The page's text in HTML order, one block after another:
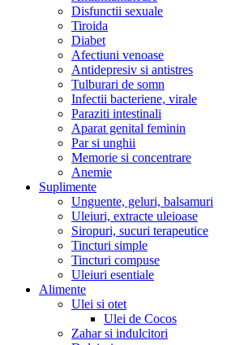
Disfunctii sexuale
Tiroida
Diabet
Afectiuni venoase
Antidepresiv si antistres
Tulburari de somn
Infectii bacteriene, virale
Paraziti intestinali
Aparat genital feminin
Par si unghii
Memorie si concentrare
Anemie
Suplimente
Unguente, geluri, balsamuri
Uleiuri, extracte uleioase
Siropuri, sucuri terapeutice
Tincturi simple
Tincturi compuse
Uleiuri esentiale
Alimente
Ulei si otet
Ulei de Cocos
Zahar si indulcitori